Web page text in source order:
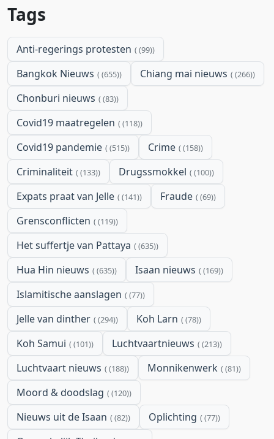
Tags
Anti-regerings protesten (99)
Bangkok Nieuws (655) Chiang mai nieuws (266)
Chonburi nieuws (83)
Covid19 maatregelen (118)
Covid19 pandemie (515) Crime (158)
Criminaliteit (133) Drugssmokkel (100)
Expats praat van Jelle (141) Fraude (69)
Grensconflicten (119)
Het suffertje van Pattaya (635)
Hua Hin nieuws (635) Isaan nieuws (169)
Islamitische aanslagen (77)
Jelle van dinther (294) Koh Larn (78)
Koh Samui (101) Luchtvaartnieuws (213)
Luchtvaart nieuws (188) Monnikenwerk (81)
Moord & doodslag (120)
Nieuws uit de Isaan (82) Oplichting (77)